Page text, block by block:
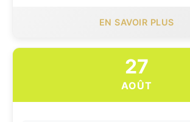
EN SAVOIR PLUS
27
AOÛT